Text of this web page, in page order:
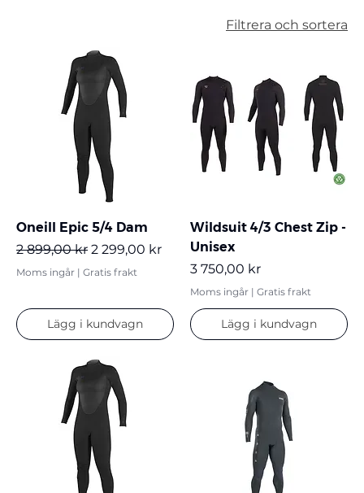
och modeller för sommar, vår, höst eller vinter och
Filtrera och sortera
Oneill Epic 5/4 Dam
Ordinarie pris
2 899,00 kr Reapris
2 299,00 kr
Moms ingår | Gratis frakt
Lägg i kundvagn
Wildsuit 4/3 Chest Zip -
Unisex
Pris
3 750,00 kr
Moms ingår | Gratis frakt
Lägg i kundvagn